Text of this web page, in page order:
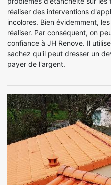
réaliser des interventions
incolores. Bien évidemment,
réaliser. Par conséquent, on
confiance à JH Renove. Il
sachez qu'il peut dresser un
payer de l'argent.